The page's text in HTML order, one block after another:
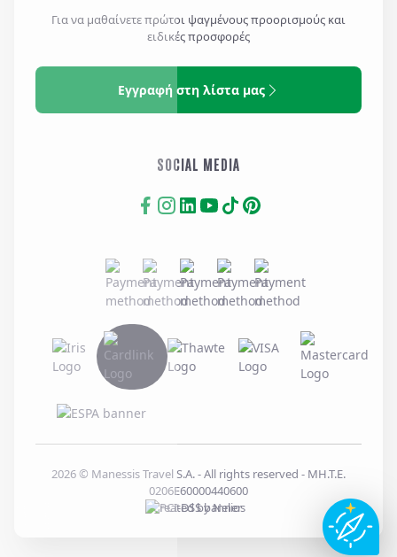
Για να μαθαίνετε πρώτοι ψαγμένους προορισμούς και
ειδικές προσφορές
Εγγραφή στη λίστα μας
SOCIAL MEDIA
2026© Manessis Travel S.A. - All rights reserved - MH.T.E.
0206E60000440600
Created byNelios